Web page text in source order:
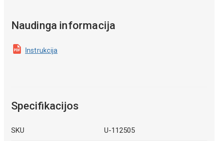
Naudinga informacija
Instrukcija
Specifikacijos
SKU U-112505